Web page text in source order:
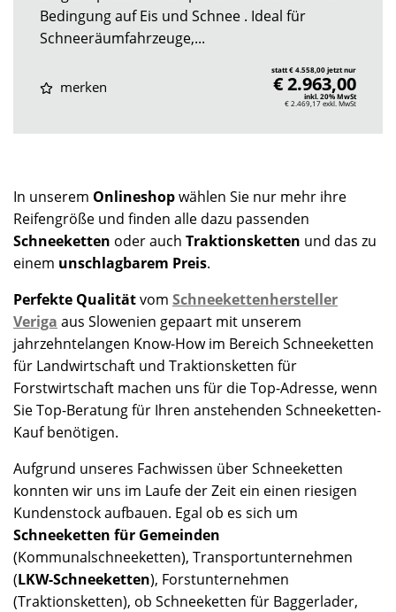
Bedingung auf Eis und Schnee . Ideal für
Schneeräumfahrzeuge,...
merken
statt € 4.558,00 jetzt nur
€ 2.963,00
inkl. 20% MwSt
€ 2.469,17exkl. MwSt
In unserem Onlineshopwählen Sie nur mehr ihre
Reifengröße und finden alle dazu passenden
Schneeketten oder auch Traktionsketten und das zu
einem unschlagbarem Preis.
Perfekte Qualitätvom Schneekettenhersteller
Veriga aus Slowenien gepaart mit unserem
jahrzehntelangen Know-How im Bereich Schneeketten
für Landwirtschaft und Traktionsketten für
Forstwirtschaft machen uns für die Top-Adresse, wenn
Sie Top-Beratung für Ihren anstehenden Schneeketten-
Kauf benötigen.
Aufgrund unseres Fachwissen über Schneeketten
konnten wir uns im Laufe der Zeit ein einen riesigen
Kundenstock aufbauen. Egal ob es sich um
Schneeketten für Gemeinden
(Kommunalschneeketten), Transportunternehmen
(LKW-Schneeketten), Forstunternehmen
(Traktionsketten), ob Schneeketten für Baggerlader,